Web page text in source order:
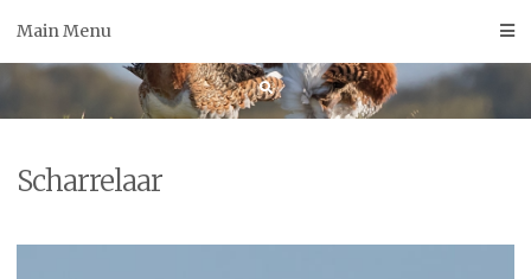
Main Menu
Scharrelaar